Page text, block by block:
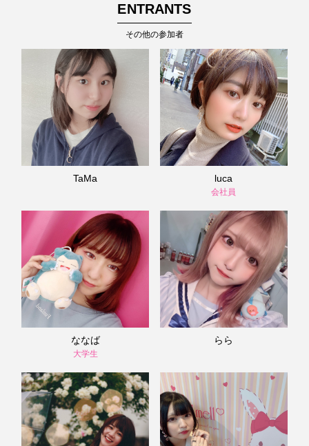
ENTRANTS
その他の参加者
TaMa luca
会社員
ななば
大学生
らら